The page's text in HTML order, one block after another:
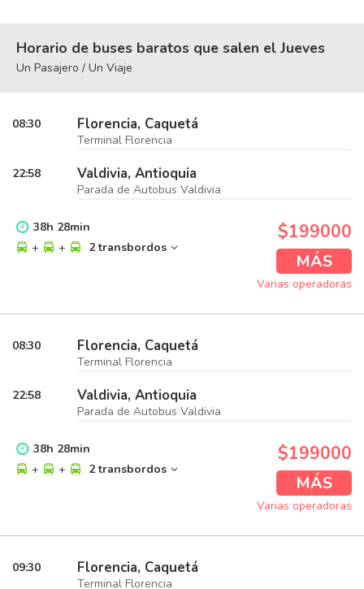
Horario de buses baratos que salen el Jueves
Un Pasajero / Un Viaje
08:30 Florencia, Caquetá
Terminal Florencia
22:58 Valdivia, Antioquia
Parada de Autobus Valdivia
38h 28min
+
+ 2 transbordos
$199000
MÁS
Varias operadoras
08:30 Florencia, Caquetá
Terminal Florencia
22:58 Valdivia, Antioquia
Parada de Autobus Valdivia
38h 28min
+
+ 2 transbordos
$199000
MÁS
Varias operadoras
09:30 Florencia, Caquetá
Terminal Florencia